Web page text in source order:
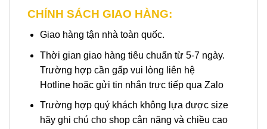
CHÍNH SÁCH GIAO HÀNG:
Giao hàng tận nhà toàn quốc.
Thời gian giao hàng tiêu chuẩn từ 5-7 ngày.
Trường hợp cần gấp vui lòng liên hệ
Hotline hoặc gửi tin nhắn trực tiếp qua Zalo
Trường hợp quý khách không lựa được size
hãy ghi chú cho shop cân nặng và chiều cao